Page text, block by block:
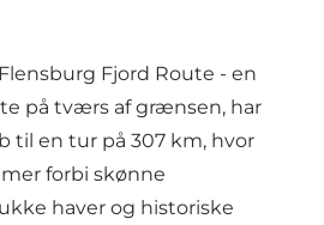
Fjord Route - en
på tværs af grænsen, har
til en tur på 307 km, hvor
forbi skønne
haver og historiske